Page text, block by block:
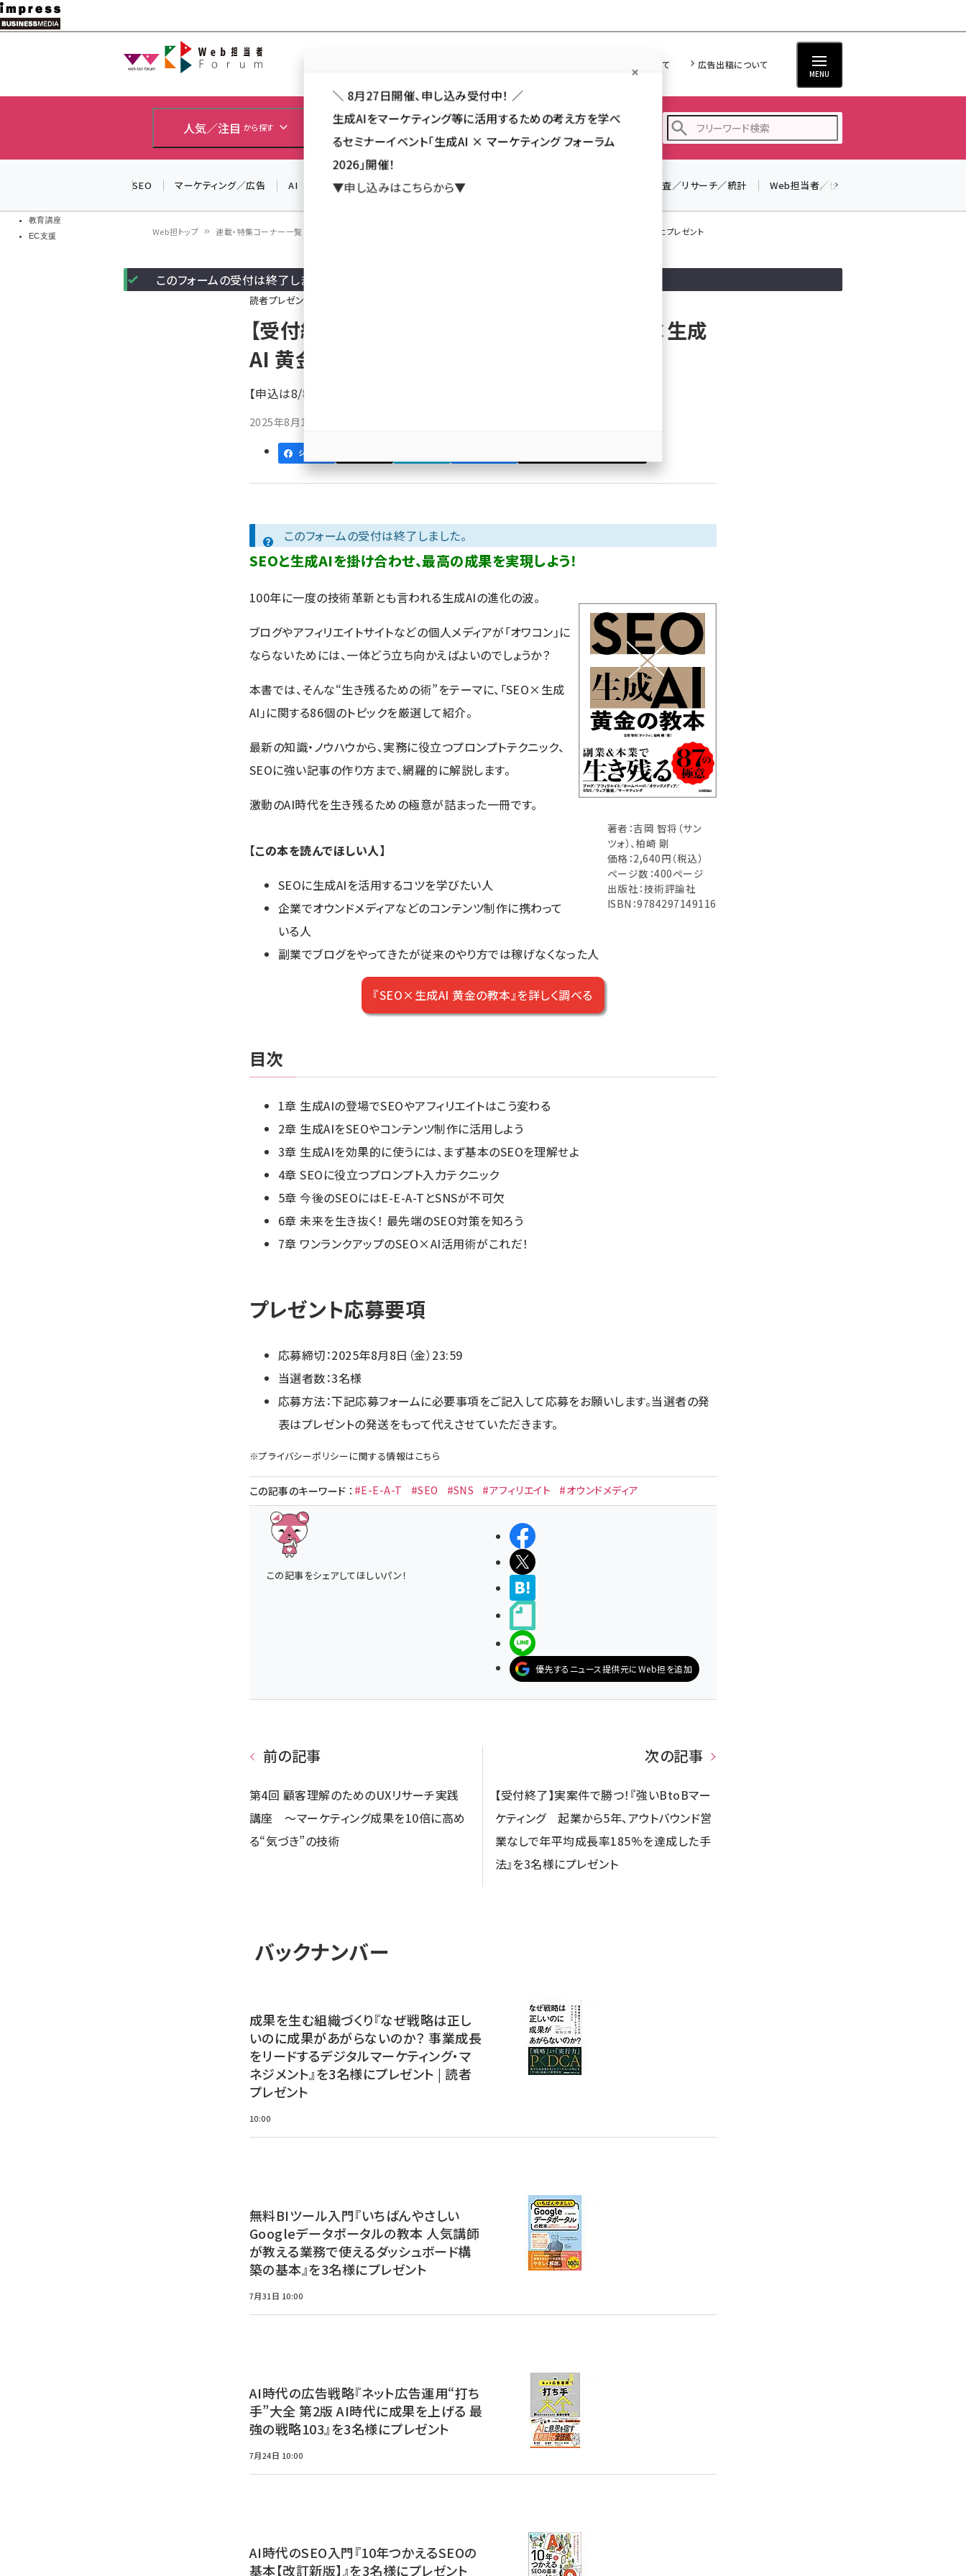
メ
イ
教育講座
EC支援
Web担当者Forum
Web担について 広告出稿について
MENU
人気／注目 から探す カテゴリ／種別 から探す セミナー／イベント から探す
SEO マーケティング／広告 AI SNS アクセス解析／データ分析 調査／リサーチ／統計 Web担当者／仕事
パ
ン
Web担トップ 連載・特集コーナー一覧 【受付終了】AI時代を生き抜く87の極意『SEO×生成AI 黄金の教本』を3名様にプレゼント
このフォームの受付は終了しました。
読者プレゼント
【受付終了】AI時代を生き抜く87の極意『SEO×生成
AI 黄金の教本』を3名様にプレゼント
【申込は8/8まで】書籍『SEO×生成AI 黄金の教本』を3名様にプレゼントします。
2025年8月1日 10:00
シェア
このフォームの受付は終了しました。
SEOと生成AIを掛け合わせ、最高の成果を実現しよう！
著者：吉岡 智将（サン
ツォ）、柏崎 剛
価格：2,640円（税込）
ページ数：400ページ
出版社：技術評論社
ISBN：9784297149116
100年に一度の技術革新とも言われる生成AIの進化の波。
ブログやアフィリエイトサイトなどの個人メディアが「オワコン」に
ならないためには、一体どう立ち向かえばよいのでしょうか？
本書では、そんな“生き残るための術”をテーマに、「SEO×生成
AI」に関する86個のトピックを厳選して紹介。
最新の知識・ノウハウから、実務に役立つプロンプトテクニック、
SEOに強い記事の作り方まで、網羅的に解説します。
激動のAI時代を生き残るための極意が詰まった一冊です。
【この本を読んでほしい人】
SEOに生成AIを活用するコツを学びたい人
企業でオウンドメディアなどのコンテンツ制作に携わって
いる人
副業でブログをやってきたが従来のやり方では稼げなくなった人
『SEO×生成AI 黄金の教本』を詳しく調べる
目次
1章 生成AIの登場でSEOやアフィリエイトはこう変わる
2章 生成AIをSEOやコンテンツ制作に活用しよう
3章 ⽣成AIを効果的に使うには、まず基本のSEOを理解せよ
4章 SEOに役立つプロンプト入力テクニック
5章 今後のSEOにはE-E-A-TとSNSが不可欠
6章 未来を生き抜く！ 最先端のSEO対策を知ろう
7章 ワンランクアップのSEO×AI活用術がこれだ！
プレゼント応募要項
応募締切：2025年8月8日（金）23:59
当選者数：3名様
応募方法：下記応募フォームに必要事項をご記入して応募をお願いします。当選者の発
表はプレゼントの発送をもって代えさせていただきます。
※プライバシーポリシーに関する情報はこちら
この記事のキーワード ： #E-E-A-T #SEO #SNS #アフィリエイト #オウンドメディア
この記事をシェアしてほしいパン！
シェアする
ポストする
LINEで送る
優先するニュース提供元にWeb担を追加
前の記事
第4回 顧客理解のためのUXリサーチ実践
講座 ～マーケティング成果を10倍に高め
る“気づき”の技術
次の記事
【受付終了】実案件で勝つ！『強いBtoBマー
ケティング 起業から5年、アウトバウンド営
業なしで年平均成長率185%を達成した手
法』を3名様にプレゼント
バックナンバー
成果を生む組織づくり『なぜ戦略は正し
いのに成果があがらないのか？ 事業成長
をリードするデジタルマーケティング・マ
ネジメント』を3名様にプレゼント | 読者
プレゼント
10:00
無料BIツール入門『いちばんやさしい
Googleデータポータルの教本 人気講師
が教える業務で使えるダッシュボード構
築の基本』を3名様にプレゼント
7月31日 10:00
AI時代の広告戦略『ネット広告運用“打ち
手”大全 第2版 AI時代に成果を上げる 最
強の戦略103』を3名様にプレゼント
7月24日 10:00
AI時代のSEO入門『10年つかえるSEOの
基本【改訂新版】』を3名様にプレゼント
＼ 8月27日開催、申し込み受付中！ ／
生成AIをマーケティング等に活用するための考え方を学べ
るセミナーイベント「生成AI × マーケティング フォーラム
2026」開催！
▼申し込みはこちらから▼